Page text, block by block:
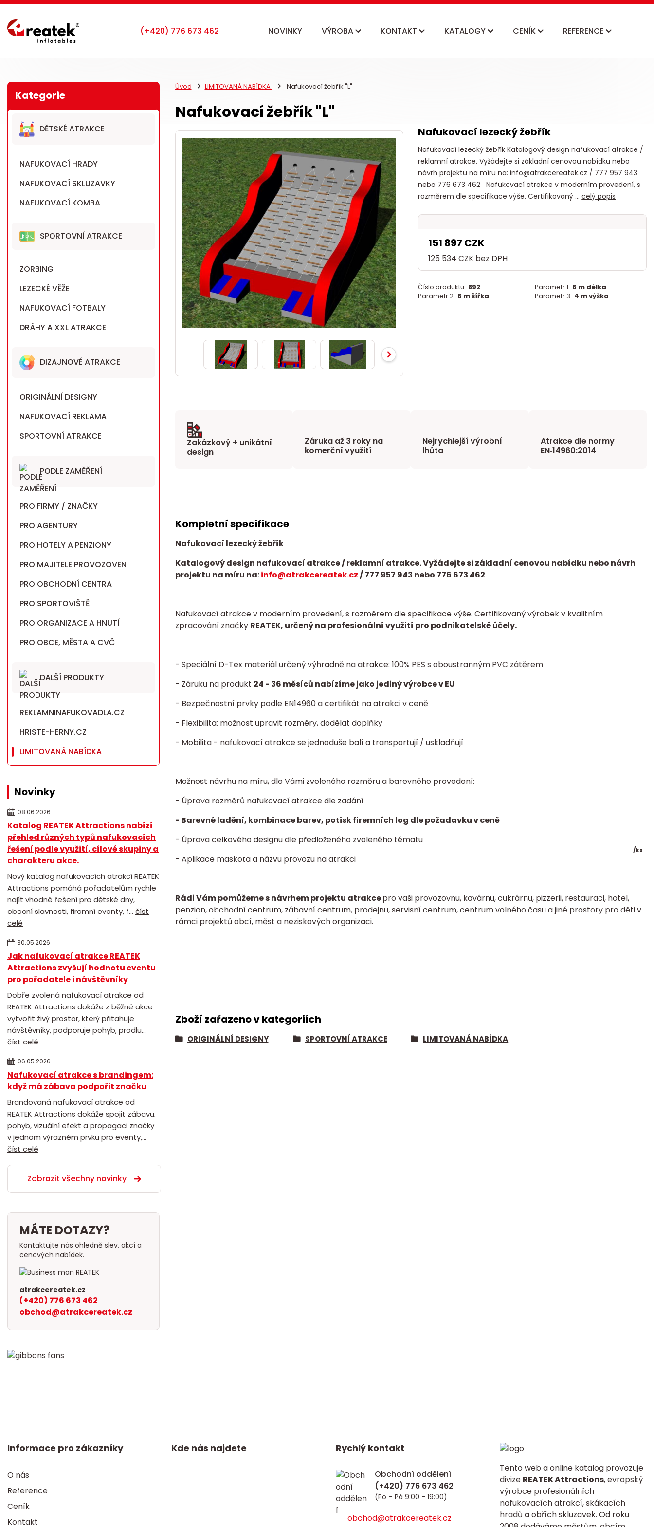
NOVINKY VÝROBA KONTAKT KATALOGY CENÍK REFERENCE
DĚTSKÉ ATRAKCE
NAFUKOVACÍ HRADY
NAFUKOVACÍ SKLUZAVKY
NAFUKOVACÍ KOMBA
SPORTOVNÍ ATRAKCE
ZORBING
LEZECKÉ VĚŽE
NAFUKOVACÍ FOTBALY
DRÁHY A XXL ATRAKCE
DIZAJNOVÉ ATRAKCE
ORIGINÁLNÍ DESIGNY
NAFUKOVACÍ REKLAMA
SPORTOVNÍ ATRAKCE
PODLE ZAMĚŘENÍ
PRO FIRMY / ZNAČKY
PRO AGENTURY
PRO HOTELY A PENZIONY
PRO MAJITELE PROVOZOVEN
PRO OBCHODNÍ CENTRA
PRO SPORTOVIŠTĚ
PRO ORGANIZACE A HNUTÍ
PRO OBCE, MĚSTA A CVČ
DALŠÍ PRODUKTY
REKLAMNINAFUKOVADLA.CZ
HRISTE-HERNY.CZ
LIMITOVANÁ NABÍDKA
Novinky
08.06.2026
Katalog REATEK Attractions nabízí
přehled různých typů nafukovacích
řešení podle využití, cílové skupiny a
charakteru akce.
Nový katalog nafukovacích atrakcí REATEK
Attractions pomáhá pořadatelům rychle
najít vhodné řešení pro dětské dny,
obecní slavnosti, firemní eventy, f... číst
celé
30.05.2026
Jak nafukovací atrakce REATEK
Attractions zvyšují hodnotu eventu
pro pořadatele i návštěvníky
Dobře zvolená nafukovací atrakce od
REATEK Attractions dokáže z běžné akce
vytvořit živý prostor, který přitahuje
návštěvníky, podporuje pohyb, prodlu...
číst celé
06.05.2026
Nafukovací atrakce s brandingem:
když má zábava podpořit značku
Brandovaná nafukovací atrakce od
REATEK Attractions dokáže spojit zábavu,
pohyb, vizuální efekt a propagaci značky
v jednom výrazném prvku pro eventy,...
číst celé
Zobrazit všechny novinky
MÁTE DOTAZY?
Kontaktujte nás ohledně slev, akcí a
cenových nabídek.
atrakcereatek.cz
(+420) 776 673 462
obchod@atrakcereatek.cz
Úvod LIMITOVANÁ NABÍDKA Nafukovací žebřík "L"
Nafukovací žebřík "L"
Nafukovací lezecký žebřík
Nafukovací lezecký žebřík Katalogový design nafukovací atrakce /
reklamní atrakce. Vyžádejte si základní cenovou nabídku nebo
návrh projektu na míru na: info@atrakcereatek.cz / 777 957 943
nebo 776 673 462 Nafukovací atrakce v moderním provedení, s
rozměrem dle specifikace výše. Certifikovaný ...celý popis
151 897 CZK
/ks
125 534 CZK bez DPH
Číslo produktu: 892 Parametr 1: 6 m délka
Parametr 2: 6 m šířka Parametr 3: 4 m výška
Zakázkový + unikátní
design
Záruka až 3 roky na
komerční využití
Nejrychlejší výrobní
lhůta
Atrakce dle normy
EN‑14960:2014
Kompletní specifikace
Nafukovací lezecký žebřík
Katalogový design nafukovací atrakce / reklamní atrakce. Vyžádejte si základní cenovou nabídku nebo návrh
projektu na míru na:info@atrakcereatek.cz/777 957 943 nebo 776 673 462
Nafukovací atrakce v moderním provedení, s rozměrem dle specifikace výše. Certifikovaný výrobek v kvalitním
zpracování značky REATEK, určený na profesionální využití pro podnikatelské účely.
- Speciální D-Tex materiál určený výhradně na atrakce: 100% PES s oboustranným PVC zátěrem
- Záruku na produkt 24 - 36 měsíců nabízíme jako jediný výrobce v EU
- Bezpečnostní prvky podle EN14960 a certifikát na atrakci v ceně
- Flexibilita: možnost upravit rozměry, dodělat doplňky
- Mobilita - nafukovací atrakce se jednoduše balí a transportují / uskladňují
Možnost návrhu na míru, dle Vámi zvoleného rozměru a barevného provedení:
- Úprava rozměrů nafukovací atrakce dle zadání
- Barevné ladění, kombinace barev, potisk firemních log dle požadavku v ceně
- Úprava celkového designu dle předloženého zvoleného tématu
- Aplikace maskota a názvu provozu na atrakci
Rádi Vám pomůžeme s návrhem projektu atrakcepro vaši provozovnu, kavárnu, cukrárnu, pizzerii, restauraci, hotel,
penzion, obchodní centrum, zábavní centrum, prodejnu, servisní centrum, centrum volného času a jiné prostory pro děti v
rámci projektů obcí, měst a neziskových organizaci.
Zboží zařazeno v kategoriích
ORIGINÁLNÍ DESIGNY SPORTOVNÍ ATRAKCE LIMITOVANÁ NABÍDKA
Informace pro zákazníky
O nás
Reference
Ceník
Kontakt
Kde nás najdete
Tento web a online katalog provozuje
divize REATEK Attractions, evropský
výrobce profesionálních
nafukovacích atrakcí, skákacích
hradů a obřích skluzavek. Od roku
Rychlý kontakt
Obchodní oddělení
(Po – Pá 9:00 - 19:00)
obchod@atrakcereatek.cz